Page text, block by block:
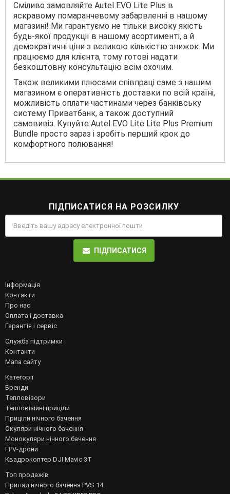
Сміливо замовляйте Autel EVO Lite Plus в
яскравому помаранчевому забарвленні в нашому
магазині! Ми гарантуємо не тільки високу якість
будь-якої продукції в нашому асортименті, а й
демократичні ціни з великою кількістю знижок. Ми
працюємо для клієнта, тому готові надати
безкоштовну консультацію всім охочим.
Також великими плюсами співпраці саме з нашим
магазином є оперативність доставки по всій країні,
можливість оплати частинами через банківську
систему Приватбанк, а також доступний
самовивіз. Купуйте Autel EVO Lite Lite Plus Premium
Bundle просто зараз і зробіть перший крок до
комфортного полювання!
ПІДПИСАТИСЯ НА РОЗСИЛКУ
ПІДПИСАТИСЯ
Інформація
Контакти
Про нас
Оплата і доставка
Гарантія і сервіс
Служба підтримки
Контакти
Мапа сайту
Категорії
Бренди
Тепловізори
Тепловізійні приціли
Приціли нічного бачення
Окуляри нічного бачення
Монокуляри нічного бачення
FPV-дрони
Квадрокоптер DJI Mavic 3T
Топ продажів
Прилад нічного бачення PVS 14